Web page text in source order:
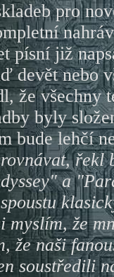
pro
písní již
devět nebo
že všechny
byly
bude lehčí
řekl
a
myslím, že
že naši
soustředili